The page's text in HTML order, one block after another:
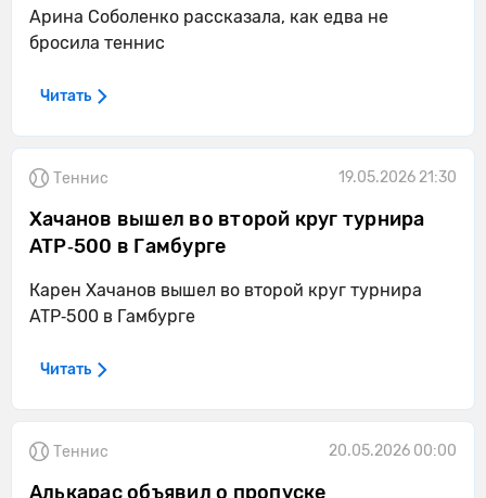
Арина Соболенко рассказала, как едва не
бросила теннис
Читать
Теннис 19.05.2026 21:30
Хачанов вышел во второй круг турнира
ATP‑500 в Гамбурге
Карен Хачанов вышел во второй круг турнира
ATP‑500 в Гамбурге
Читать
Теннис 20.05.2026 00:00
Алькарас объявил о пропуске